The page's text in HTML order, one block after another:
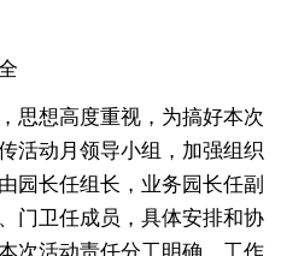
思想高度重视，为搞好本次
活动月领导小组，加强组织
园长任组长，业务园长任副
门卫任成员，具体安排和协